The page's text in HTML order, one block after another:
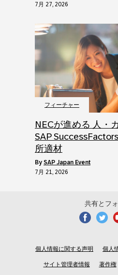
7月 27, 2026
フィーチャー
NECが進める 人・
SAP
所適材
by SAP Japan Event
7月 21, 2026
共有とフ
個人情報に関する声明 個人
サイト管理者情報 著作権